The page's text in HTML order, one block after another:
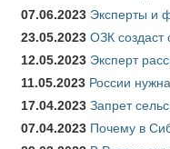
07.06.2023 Эксперты и
23.05.2023 ОЗК создаст
12.05.2023 Эксперт
11.05.2023 России
17.04.2023 Запрет
07.04.2023 Почему в